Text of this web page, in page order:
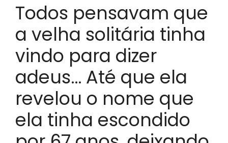
Todos pensavam que
a velha solitária tinha
vindo para dizer
adeus… Até que ela
revelou o nome que
ela tinha escondido